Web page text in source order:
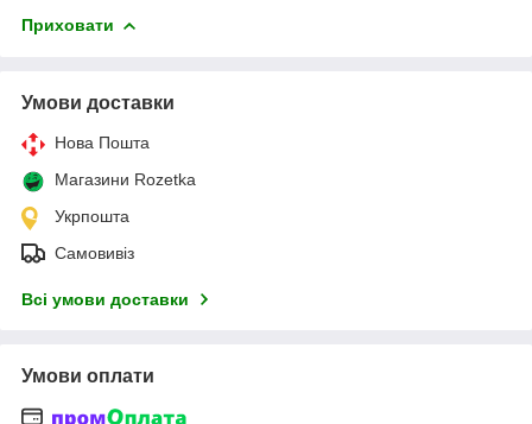
Приховати
Умови доставки
Нова Пошта
Магазини Rozetka
Укрпошта
Самовивіз
Всі умови доставки
Умови оплати